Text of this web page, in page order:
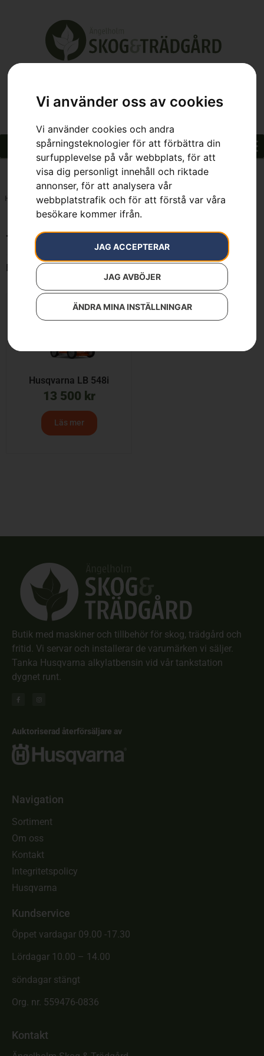
Vi använder oss av cookies
Vi använder cookies och andra
spårningsteknologier för att förbättra din
surfupplevelse på vår webbplats, för att
visa dig personligt innehåll och riktade
annonser, för att analysera vår
webbplatstrafik och för att förstå var våra
besökare kommer ifrån.
JAG ACCEPTERAR
JAG AVBÖJER
ÄNDRA MINA INSTÄLLNINGAR
Hem 7392930283718
7392930283718
Endast ett sökresultat
Husqvarna LB 548i
13 500 kr
Läs mer
Butik med maskiner och tillbehör för skog, trädgård och
fritid. Vi servar och installerar de varumärken vi säljer.
Tanka Husqvarna alkylatbensin vid vår tankstation
dygnet runt.
Auktoriserad återförsäljare av
Navigation
Sortiment
Om oss
Kontakt
Integritetspolicy
Husqvarna
Kundservice
Öppet vardagar 09.00 -17.30
Lördagar 10.00 – 14.00
söndagar stängt
Org. nr. 559476-0836
Kontakt